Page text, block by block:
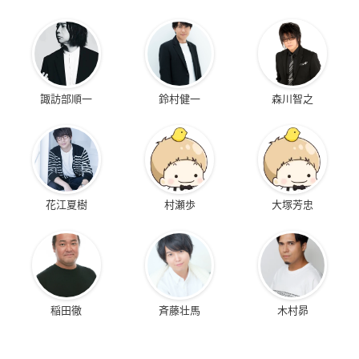
諏訪部順一 鈴村健一 森川智之
花江夏樹 村瀬歩 大塚芳忠
稲田徹 斉藤壮馬 木村昴